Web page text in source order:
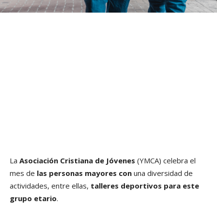
La Asociación Cristiana de Jóvenes (YMCA) celebra el
mes de las personas mayores con una diversidad de
actividades, entre ellas, talleres deportivos para este
grupo etario.